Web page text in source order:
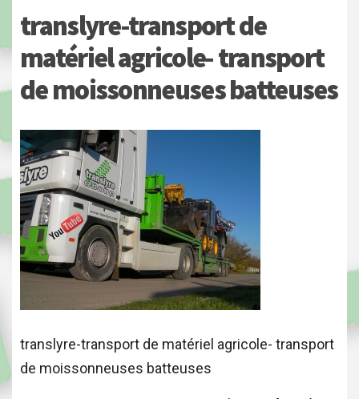
translyre-transport de
matériel agricole- transport
de moissonneuses batteuses
translyre-transport de matériel agricole- transport
de moissonneuses batteuses